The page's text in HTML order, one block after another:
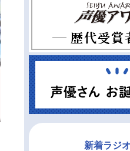
新着ラジ